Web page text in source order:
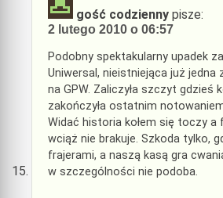
gość codzienny pisze:
2 lutego 2010 o 06:57
Podobny spektakularny upadek
Uniwersal, nieistniejąca już jedna
na GPW. Zaliczyła szczyt gdzieś
zakończyła ostatnim
Widać historia kołem się toczy
wciąż nie brakuje. Szkoda tylko,
frajerami, a naszą kasą gra
w szczególności nie podoba.